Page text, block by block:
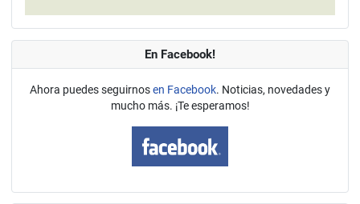
En Facebook!
Ahora puedes seguirnosen Facebook. Noticias, novedades y
mucho más. ¡Te esperamos!